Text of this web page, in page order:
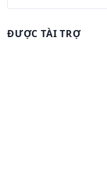
iĐƯỢC TÀI TRỢ